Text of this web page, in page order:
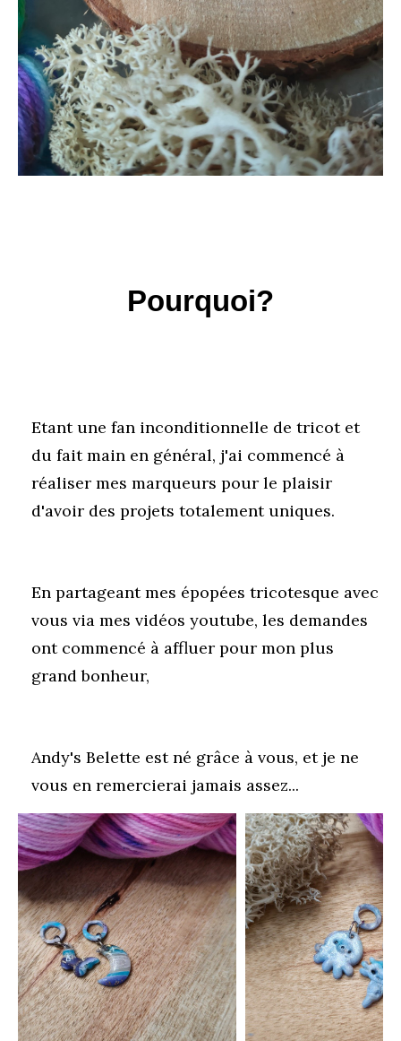
Pourquoi?
Etant une fan inconditionnelle de tricot et
du fait main en général, j'ai commencé à
réaliser mes marqueurs pour le plaisir
d'avoir des projets totalement uniques.
En partageant mes épopées tricotesque avec
vous via mes vidéos youtube, les demandes
ont commencé à affluer pour mon plus
grand bonheur,
Andy's Belette est né grâce à vous, et je ne
vous en remercierai jamais assez...